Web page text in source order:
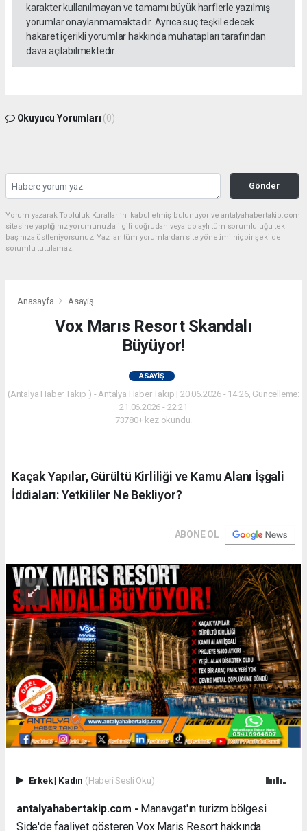
karakter kullanılmayan ve tamamı büyük harflerle yazılmış
yorumlar onaylanmamaktadır. Ayrıca suç teşkil edecek
hakaret içerikli yorumlar hakkında muhatapları tarafından
dava açılabilmektedir.
Okuyucu Yorumları (0)
Gönder
Yorum yazarak Topluluk Kuralları’nı kabul etmiş bulunuyor ve antalyahabertakip.com
sitesine yaptığınız yorumunuzla ilgili doğrudan veya dolaylı tüm sorumluluğu tek
başınıza üstleniyorsunuz. Yazılan tüm yorumlardan site yönetimi hiçbir şekilde
sorumlu tutulamaz.
Anasayfa Asayiş
Vox Marıs Resort Skandalı
Büyüyor!
ASAYIŞ
(Antalya Haber Takip ) - Antalya Haber Takip | 20.06.2026 - 14:26, Güncelleme:
21.06.2026 - 22:21
73780+ kez okundu.
Kaçak Yapılar, Gürültü Kirliliği ve Kamu Alanı İşgali
İddiaları: Yetkililer Ne Bekliyor?
ABONE OL
Erkek| Kadın (Haberi Sesli Oku)
antalyahabertakip.com - Manavgat'ın turizm bölgesi
Side'de faaliyet gösteren Vox Maris Resort hakkında